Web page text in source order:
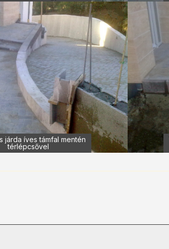
járda íves támfal mentén
térlépcsővel